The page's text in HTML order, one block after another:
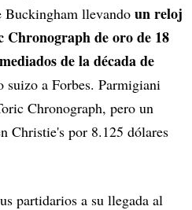
Buckingham llevando un reloj
de oro de 18
de la década de
suizo a Forbes. Parmigiani
Chronograph, pero un
Christie's por 8.125 dólares
partidarios a su llegada al